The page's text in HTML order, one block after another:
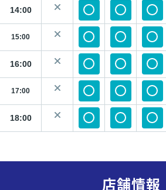
14:00
15:00
16:00
17:00
18:00